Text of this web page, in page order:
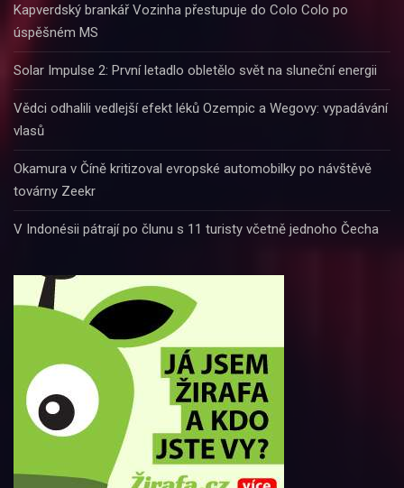
Kapverdský brankář Vozinha přestupuje do Colo Colo po
úspěšném MS
Solar Impulse 2: První letadlo obletělo svět na sluneční energii
Vědci odhalili vedlejší efekt léků Ozempic a Wegovy: vypadávání
vlasů
Okamura v Číně kritizoval evropské automobilky po návštěvě
továrny Zeekr
V Indonésii pátrají po člunu s 11 turisty včetně jednoho Čecha